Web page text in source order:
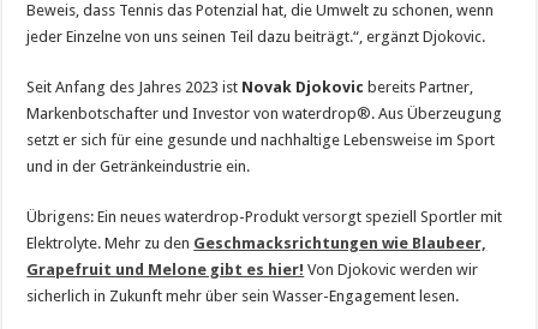
Beweis, dass Tennis das Potenzial hat, die Umwelt zu schonen, wenn
jeder Einzelne von uns seinen Teil dazu beiträgt.“, ergänzt Djokovic.
Seit Anfang des Jahres 2023 ist Novak Djokovic bereits Partner,
Markenbotschafter und Investor von waterdrop®. Aus Überzeugung
setzt er sich für eine gesunde und nachhaltige Lebensweise im Sport
und in der Getränkeindustrie ein.
Übrigens: Ein neues waterdrop-Produkt versorgt speziell Sportler mit
Elektrolyte. Mehr zu den Geschmacksrichtungen wie Blaubeer,
Grapefruit und Melone gibt es hier! Von Djokovic werden wir
sicherlich in Zukunft mehr über sein Wasser-Engagement lesen.